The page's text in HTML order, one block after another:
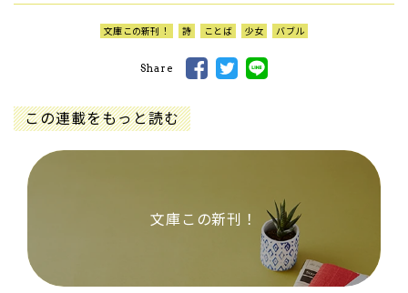
文庫この新刊！ 詩 ことば 少女 バブル
Share
この連載をもっと読む
文庫この新刊！